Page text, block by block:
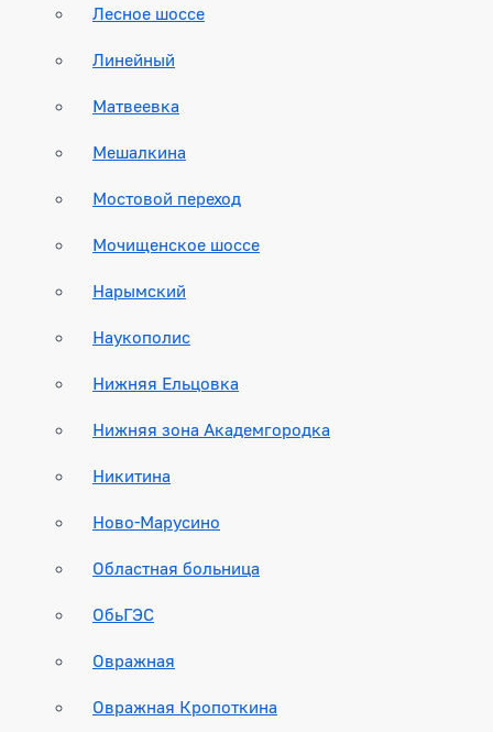
Лесное шоссе
Линейный
Матвеевка
Мешалкина
Мостовой переход
Мочищенское шоссе
Нарымский
Наукополис
Нижняя Ельцовка
Нижняя зона Академгородка
Никитина
Ново-Марусино
Областная больница
ОбьГЭС
Овражная
Овражная Кропоткина